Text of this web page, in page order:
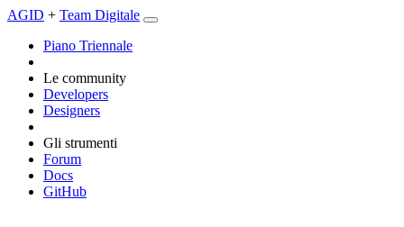
AGID + Team Digitale
Piano Triennale
Le community
Developers
Designers
Gli strumenti
Forum
Docs
GitHub